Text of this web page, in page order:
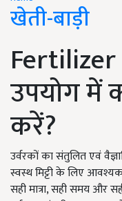
खेती-बाड़ी
Fertilizer
उपयोग में
करें?
उर्वरकों का संतुलित एवं
स्वस्थ मिट्टी के लिए
सही मात्रा, सही समय और